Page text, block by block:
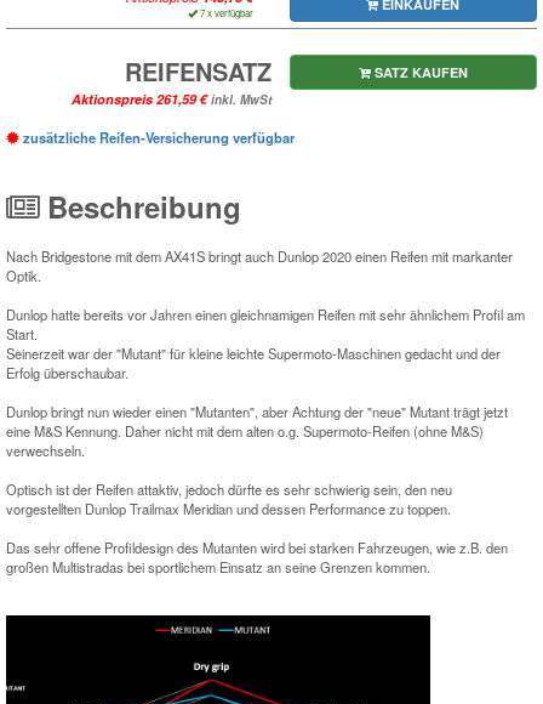
7 x verfügbar EINKAUFEN
REIFENSATZ
Aktionspreis inkl. MwSt
SATZ KAUFEN
zusätzliche Reifen-Versicherung verfügbar
Beschreibung
Nach Bridgestone mit dem AX41S bringt auch Dunlop 2020 einen Reifen mit markanter
Optik.
Dunlop hatte bereits vor Jahren einen gleichnamigen Reifen mit sehr ähnlichem Profil am
Start.
Seinerzeit war der "Mutant" für kleine leichte Supermoto-Maschinen gedacht und der
Erfolg überschaubar.
Dunlop bringt nun wieder einen "Mutanten", aber Achtung der "neue" Mutant trägt jetzt
eine M&S Kennung. Daher nicht mit dem alten o.g. Supermoto-Reifen (ohne M&S)
verwechseln.
Optisch ist der Reifen attaktiv, jedoch dürfte es sehr schwierig sein, den neu
vorgestellten Dunlop Trailmax Meridian und dessen Performance zu toppen.
Das sehr offene Profildesign des Mutanten wird bei starken Fahrzeugen, wie z.B. den
großen Multistradas bei sportlichem Einsatz an seine Grenzen kommen.